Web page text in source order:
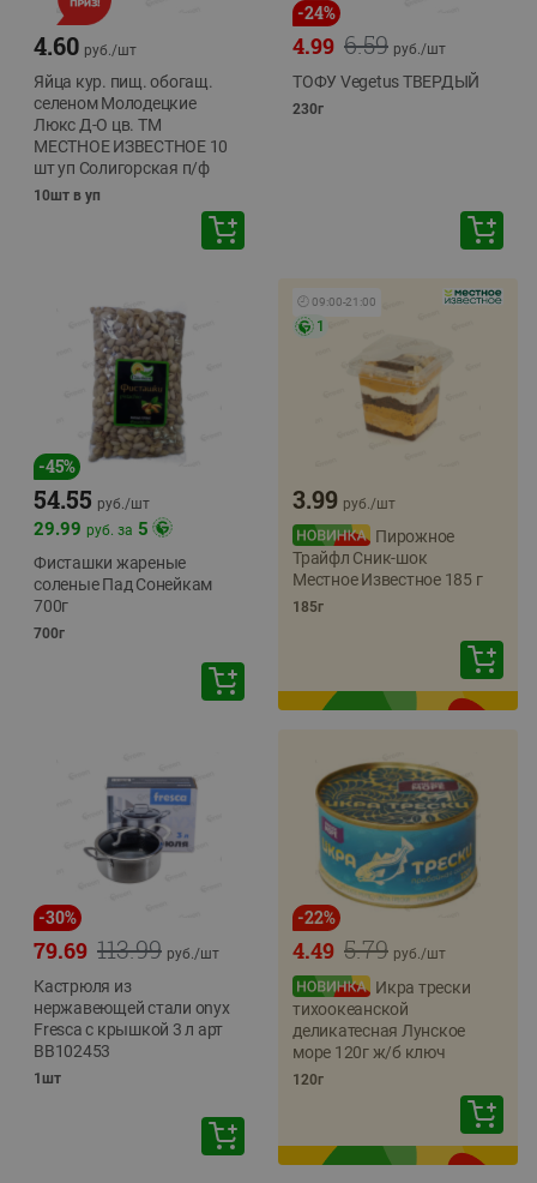
4.60 руб./шт
Яйца кур. пищ. обогащ.
селеном Молодецкие
Люкс Д-О цв. ТМ
МЕСТНОЕ ИЗВЕСТНОЕ 10
шт уп Солигорская п/ф
10шт в уп
-24%
6.59
4.99 руб./шт
ТОФУ Vegetus ТВЕРДЫЙ
230г
-45%
54.55 руб./шт
29.99 руб. за 5
Фисташки жареные
соленые Пад Сонейкам
700г
700г
🕘 09:00-21:00
1
3.99 руб./шт
Пирожное
Трайфл Сник-шок
Местное Известное 185 г
185г
-30%
113.99
79.69 руб./шт
Кастрюля из
нержавеющей стали onyx
Fresca с крышкой 3 л арт
BB102453
1шт
-22%
5.79
4.49 руб./шт
Икра трески
тихоокеанской
деликатесная Лунское
море 120г ж/б ключ
120г